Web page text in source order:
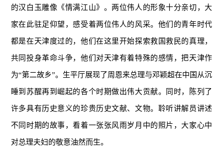
的汉白玉雕像《情满江山》。两位伟人的形象十分亲切，大
家在此驻足仰望，感受着两位伟人的风采。他们的青年时代
都是在天津度过的，他们在这里开始探索救国救民的真理，
共同投身革命斗争，他们对天津有着特殊的感情，把天津作
为“第二故乡”。生平厅展现了周恩来总理与邓颖超在中国从沉
睡到苏醒再到崛起的各个时期做出伟大贡献。同时，陈列了
许多具有历史意义的珍贵历史文献、文物。聆听讲解员讲述
不同时期的故事，看着一张张风雨岁月中的照片，大家心中
对总理夫妇的敬意油然而生。